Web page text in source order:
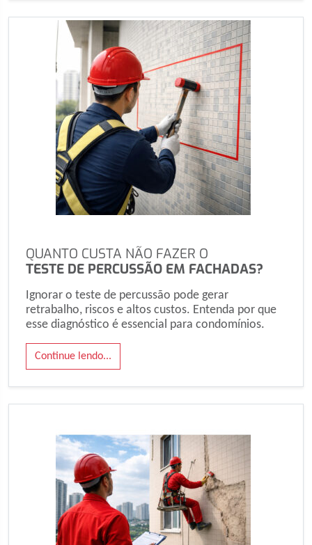
QUANTO CUSTA NÃO FAZER O
TESTE DE PERCUSSÃO EM FACHADAS?
Ignorar o teste de percussão pode gerar
retrabalho, riscos e altos custos. Entenda por que
esse diagnóstico é essencial para condomínios.
Continue lendo...